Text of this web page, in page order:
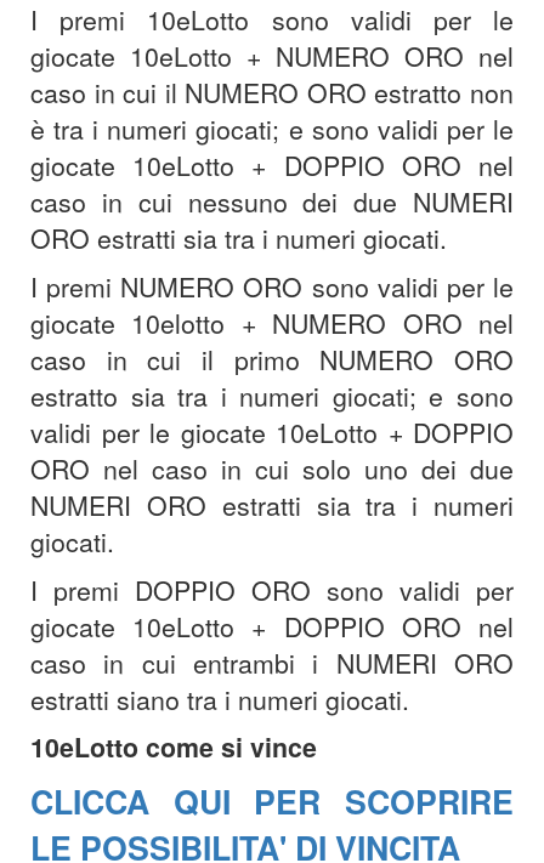
I premi 10eLotto sono validi per le
giocate 10eLotto + NUMERO ORO nel
caso in cui il NUMERO ORO estratto non
è tra i numeri giocati; e sono validi per le
giocate 10eLotto + DOPPIO ORO nel
caso in cui nessuno dei due NUMERI
ORO estratti sia tra i numeri giocati.
I premi NUMERO ORO sono validi per le
giocate 10elotto + NUMERO ORO nel
caso in cui il primo NUMERO ORO
estratto sia tra i numeri giocati; e sono
validi per le giocate 10eLotto + DOPPIO
ORO nel caso in cui solo uno dei due
NUMERI ORO estratti sia tra i numeri
giocati.
I premi DOPPIO ORO sono validi per
giocate 10eLotto + DOPPIO ORO nel
caso in cui entrambi i NUMERI ORO
estratti siano tra i numeri giocati.
10eLotto come si vince
CLICCA QUI PER SCOPRIRE
LE POSSIBILITA' DI VINCITA